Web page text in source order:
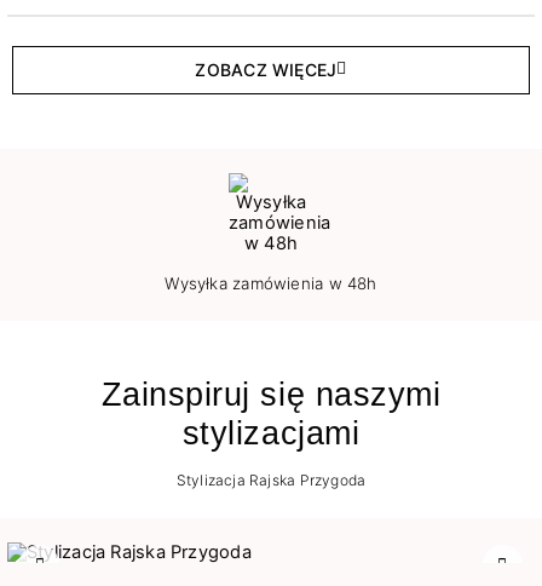
ZOBACZ WIĘCEJ
Wysyłka zamówienia w 48h
Zainspiruj się naszymi
stylizacjami
Stylizacja Rajska Przygoda